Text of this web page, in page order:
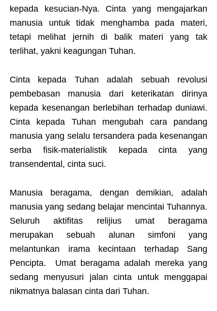
kepada kesucian-Nya. Cinta yang mengajarkan
manusia untuk tidak menghamba pada materi,
tetapi melihat jernih di balik materi yang tak
terlihat, yakni keagungan Tuhan.
Cinta kepada Tuhan adalah sebuah revolusi
pembebasan manusia dari keterikatan dirinya
kepada kesenangan berlebihan terhadap duniawi.
Cinta kepada Tuhan mengubah cara pandang
manusia yang selalu tersandera pada kesenangan
serba fisik-materialistik kepada cinta yang
transendental, cinta suci.
Manusia beragama, dengan demikian, adalah
manusia yang sedang belajar mencintai Tuhannya.
Seluruh aktifitas relijius umat beragama
merupakan sebuah alunan simfoni yang
melantunkan irama kecintaan terhadap Sang
Pencipta. Umat beragama adalah mereka yang
sedang menyusuri jalan cinta untuk menggapai
nikmatnya balasan cinta dari Tuhan.